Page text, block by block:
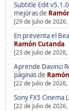
Subtitle Edit
mejorasde
[29 de Julio de
En preventa el
Ramón Cutanda
[23 de Julio de
Aprende Davinci
páginasde
[22 de Julio de
Sony FX5 Cinema
[22 de Julio de